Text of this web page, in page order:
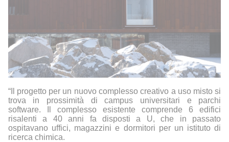
“Il progetto per un nuovo complesso creativo a uso misto si
trova in prossimità di campus universitari e parchi
software. Il complesso esistente comprende 6 edifici
risalenti a 40 anni fa disposti a U, che in passato
ospitavano uffici, magazzini e dormitori per un istituto di
ricerca chimica.